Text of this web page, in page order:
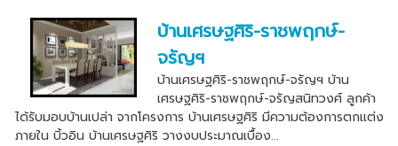
บ้านเศรษฐศิริ-ราชพฤกษ์-
จรัญฯ
บ้านเศรษฐศิริ-ราชพฤกษ์-จรัญฯ บ้าน
เศรษฐศิริ-ราชพฤกษ์-จรัญสนิทวงศ์ ลูกค้า
ได้รับมอบบ้านเปล่า จากโครงการ บ้านเศรษฐศิริ มีความต้องการตกแต่ง
ภายใน บิ้วอิน บ้านเศรษฐศิริ วางงบประมาณเบื้อง...